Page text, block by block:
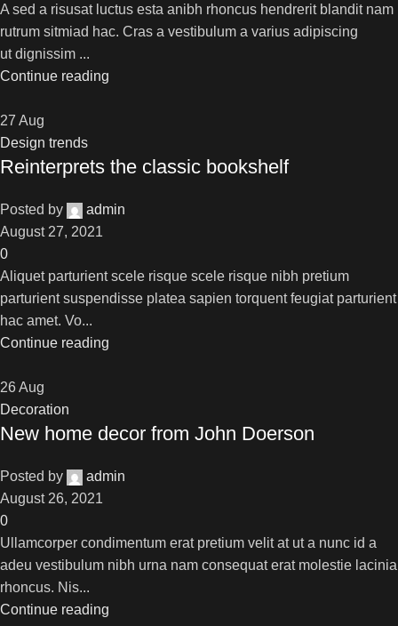
A sed a risusat luctus esta anibh rhoncus hendrerit blandit nam
rutrum sitmiad hac. Cras a vestibulum a varius adipiscing
ut dignissim ...
Continue reading
27 Aug
Design trends
Reinterprets the classic bookshelf
Posted by
admin
August 27, 2021
0
Aliquet parturient scele risque scele risque nibh pretium
parturient suspendisse platea sapien torquent feugiat parturient
hac amet. Vo...
Continue reading
26Aug
Decoration
New home decor from John Doerson
Posted by
admin
August 26, 2021
0
Ullamcorper condimentum erat pretium velit at ut a nunc id a
adeu vestibulum nibh urna nam consequat erat molestie lacinia
rhoncus. Nis...
Continue reading